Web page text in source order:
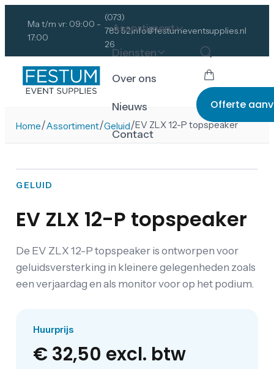
Ma t/m vr: 09:00 -
17:00
(073)
785 52
26
info@festumeventsupplies.nl
Assortiment
Diensten
Over ons
Nieuws
Contact
Offerte
Home/Assortiment/Geluid/EV ZLX 12-P topspeaker
GELUID
EV ZLX 12-P topspeaker
De EV ZLX 12-P topspeaker is ontworpen voor
geluidsversterking in kleinere gelegenheden zoals
een verjaardag en als monitor voor op het podium.
Huurprijs
€ 32,50 excl. btw